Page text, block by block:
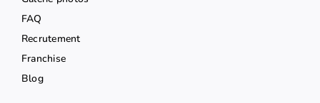
FAQ
Recrutement
Franchise
Blog